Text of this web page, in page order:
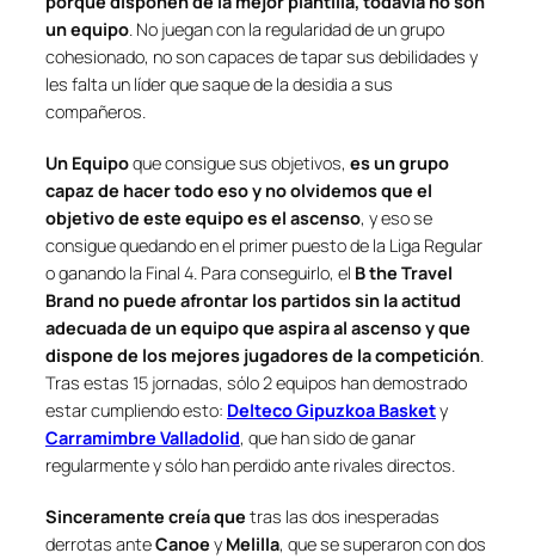
un equipo. No juegan con la regularidad de un grupo
cohesionado, no son capaces de tapar sus debilidades y
les falta un líder que saque de la desidia a sus
compañeros.
Un Equipoque consigue sus objetivos, es un grupo
capaz de hacer todo eso y no olvidemos que el
objetivo de este equipo es el ascenso, y eso se
consigue quedando en el primer puesto de la Liga Regular
o ganando la Final 4. Para conseguirlo, el B the Travel
Brand no puede afrontar los partidos sin la actitud
adecuada de un equipo que aspira al ascenso y que
dispone de los mejores jugadores de la competición.
Tras estas 15 jornadas, sólo 2 equipos han demostrado
estar cumpliendo esto: Delteco Gipuzkoa Baskety
Carramimbre Valladolid, que han sido de ganar
regularmente y sólo han perdido ante rivales directos.
Sinceramente creía que tras las dos inesperadas
derrotas anteCanoe y Melilla, que se superaron con dos